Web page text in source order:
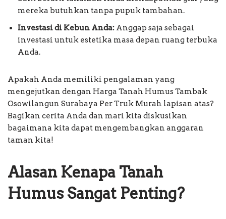
mereka butuhkan tanpa pupuk tambahan.
Investasi di Kebun Anda: Anggap saja sebagai
investasi untuk estetika masa depan ruang terbuka
Anda.
Apakah Anda memiliki pengalaman yang
mengejutkan dengan Harga Tanah Humus Tambak
Osowilangun Surabaya Per Truk Murah lapisan atas?
Bagikan cerita Anda dan mari kita diskusikan
bagaimana kita dapat mengembangkan anggaran
taman kita!
Alasan Kenapa Tanah
Humus Sangat Penting?